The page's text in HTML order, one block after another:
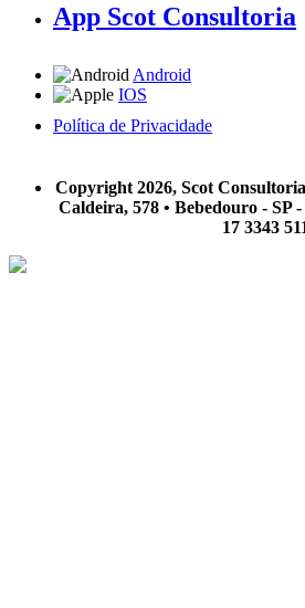
App Scot Consultoria
Android
IOS
Política de Privacidade
Copyright 2026, Scot
Caldeira, 578 • Bebedouro - SP
17 3343